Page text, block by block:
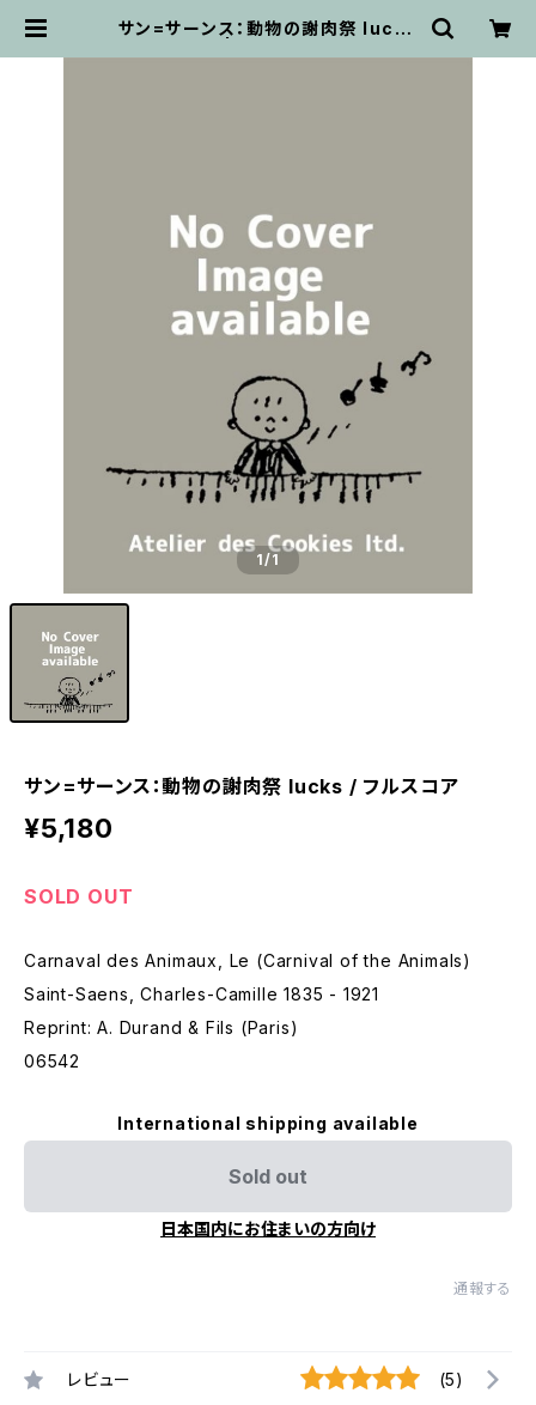
サン=サーンス：動物の謝肉祭 lucks
1/1
サン=サーンス：動物の謝肉祭 lucks / フルスコア
¥5,180
SOLD OUT
Carnaval des Animaux, Le (Carnival of the Animals)
Saint-Saens, Charles-Camille 1835 - 1921
Reprint: A. Durand & Fils (Paris)
06542
International shipping available
Sold out
日本国内にお住まいの方向け
通報する
レビュー (5)